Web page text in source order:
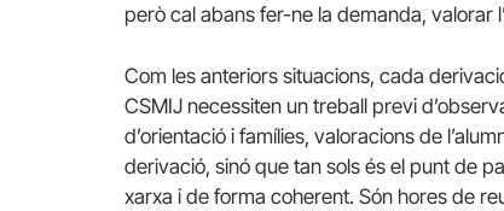
però cal abans fer-ne la demanda,
Com les anteriors situacions, cada
CSMIJ necessiten un treball previ
d’orientació i famílies, valoracions de
derivació, sinó que tan sols és el punt de
xarxa i de forma coherent. Són hores de